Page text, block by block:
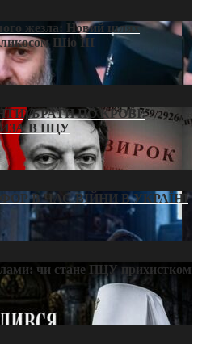
жезла: Новий шлях
Шіо III
БРАТИ ПО КРОВІ:
В ПЦУ
В ЧАС ВІЙНИ В УКРАЇНІ
чи стане ПЦУ прихистком